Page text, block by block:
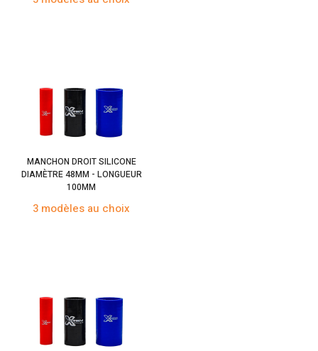
MANCHON DROIT SILICONE
DIAMÈTRE 48MM - LONGUEUR
100MM
3 modèles au choix